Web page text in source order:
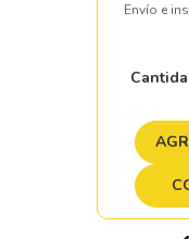
Envío e